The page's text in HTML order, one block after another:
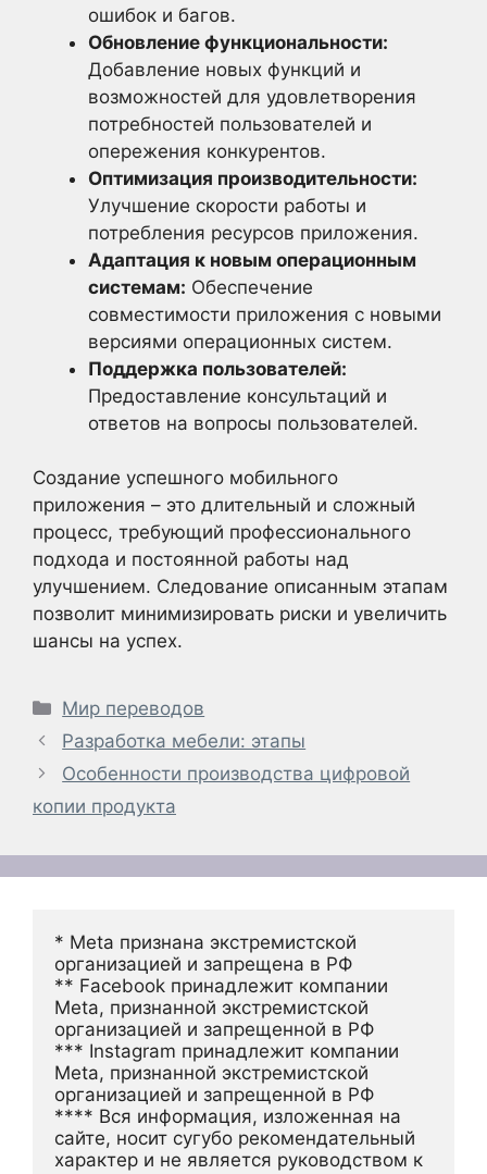
ошибок и багов.
Обновление функциональности:
Добавление новых функций и
возможностей для удовлетворения
потребностей пользователей и
опережения конкурентов.
Оптимизация производительности:
Улучшение скорости работы и
потребления ресурсов приложения.
Адаптация к новым операционным
системам: Обеспечение
совместимости приложения с новыми
версиями операционных систем.
Поддержка пользователей:
Предоставление консультаций и
ответов на вопросы пользователей.
Создание успешного мобильного
приложения – это длительный и сложный
процесс, требующий профессионального
подхода и постоянной работы над
улучшением. Следование описанным этапам
позволит минимизировать риски и увеличить
шансы на успех.
Рубрики
Мир переводов
Разработка мебели: этапы
Особенности производства цифровой
копии продукта
* Meta признана экстремистской
организацией и запрещена в РФ
** Facebook принадлежит компании
Meta, признанной экстремистской
организацией и запрещенной в РФ
*** Instagram принадлежит компании
Meta, признанной экстремистской
организацией и запрещенной в РФ
**** Вся информация, изложенная на
сайте, носит сугубо рекомендательный
характер и не является руководством к